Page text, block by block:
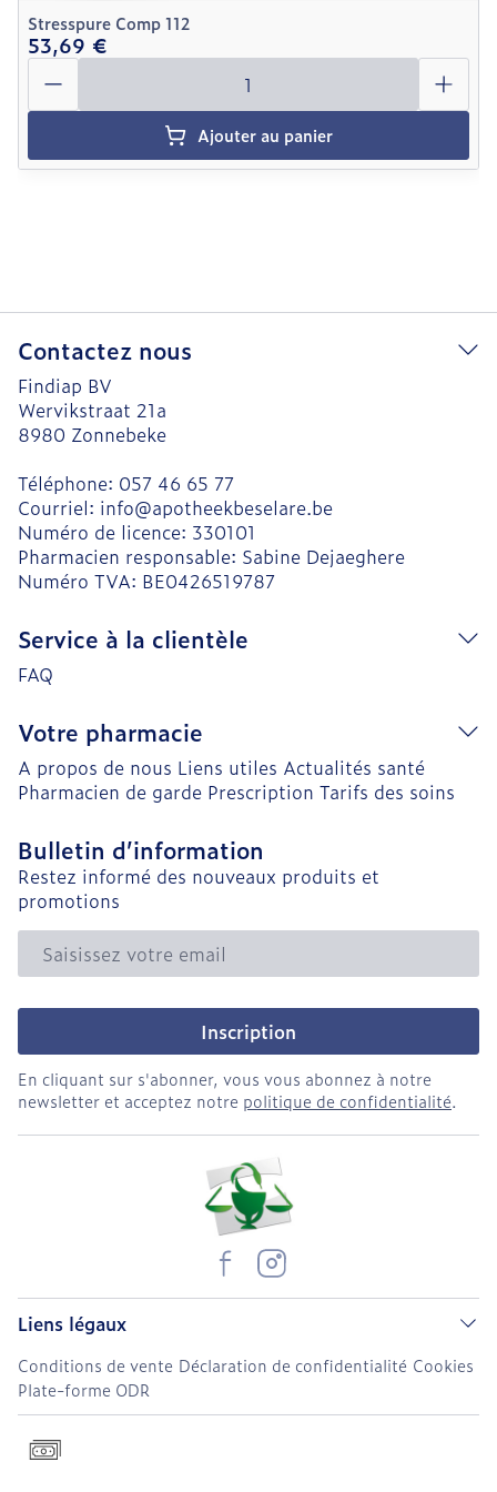
Stresspure Comp 112
53,69 €
Quantité
Ajouter au panier
Contactez nous
Findiap BV
Wervikstraat 21a
8980 Zonnebeke
Téléphone: 057 46 65 77
Courriel: info@apotheekbeselare.be
Numéro de licence: 330101
Pharmacien responsable: Sabine Dejaeghere
Numéro TVA: BE0426519787
Service à la clientèle
FAQ
Votre pharmacie
A propos de nous Liens utiles Actualités santé
Pharmacien de garde Prescription Tarifs des soins
Bulletin d’information
Restez informé des nouveaux produits et
promotions
Adresse mail
Inscription
En cliquant sur s'abonner, vous vous abonnez à notre
newsletter et acceptez notre politique de confidentialité.
Liens légaux
Conditions de vente Déclaration de confidentialité Cookies
Plate-forme ODR